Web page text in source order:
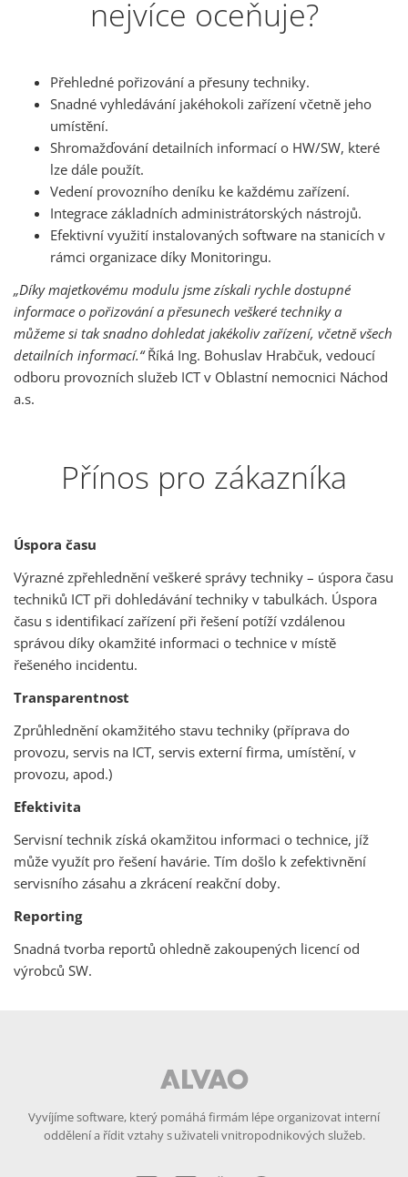
nejvíce oceňuje?
Přehledné pořizování a přesuny techniky.
Snadné vyhledávání jakéhokoli zařízení včetně jeho
umístění.
Shromažďování detailních informací o HW/SW, které
lze dále použít.
Vedení provozního deníku ke každému zařízení.
Integrace základních administrátorských nástrojů.
Efektivní využití instalovaných software na stanicích v
rámci organizace díky Monitoringu.
„Díky majetkovému modulu jsme získali rychle dostupné
informace o pořizování a přesunech veškeré techniky a
můžeme si tak snadno dohledat jakékoliv zařízení, včetně všech
detailních informací.“Říká Ing. Bohuslav Hrabčuk, vedoucí
odboru provozních služeb ICT v Oblastní nemocnici Náchod
a.s.
Přínos pro zákazníka
Úspora času
Výrazné zpřehlednění veškeré správy techniky – úspora času
techniků ICT při dohledávání techniky v tabulkách. Úspora
času s identifikací zařízení při řešení potíží vzdálenou
správou díky okamžité informaci o technice v místě
řešeného incidentu.
Transparentnost
Zprůhlednění okamžitého stavu techniky (příprava do
provozu, servis na ICT, servis externí firma, umístění, v
provozu, apod.)
Efektivita
Servisní technik získá okamžitou informaci o technice, jíž
může využít pro řešení havárie. Tím došlo k zefektivnění
servisního zásahu a zkrácení reakční doby.
Reporting
Snadná tvorba reportů ohledně zakoupených licencí od
výrobců SW.
Vyvíjíme software, který pomáhá firmám lépe organizovat interní
oddělení a řídit vztahy s uživateli vnitropodnikových služeb.